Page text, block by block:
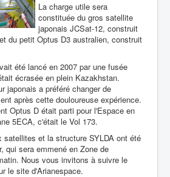
La charge utile sera
constituée du gros satellite
japonais JCSat-12, construit
du petit Optus D3 australien, construit
été lancé en 2007 par une fusée
écrasée en plein Kazakhstan.
japonais a préféré changer de
après cette douloureuse expérience.
Optus D était parti pour l'Espace en
5ECA, c'était le Vol 173.
satellites et la structure SYLDA ont été
qui sera emmené en Zone de
Nous vous invitons à suivre le
le site d'Arianespace.